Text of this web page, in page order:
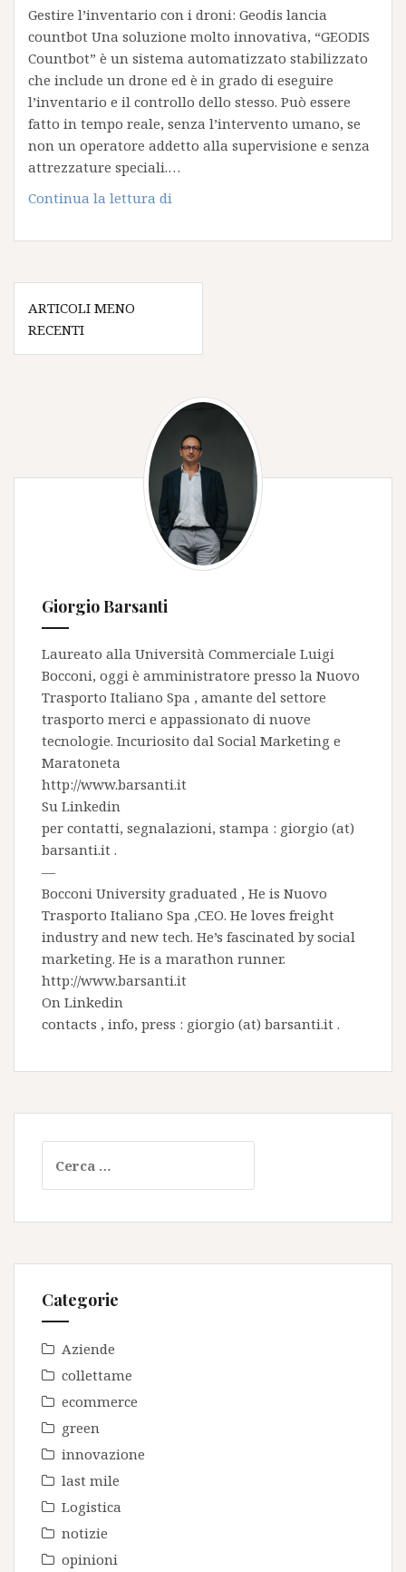
Gestire l’inventario con i droni: Geodis lancia
countbot Una soluzione molto innovativa, “GEODIS
Countbot” è un sistema automatizzato stabilizzato
che include un drone ed è in grado di eseguire
l’inventario e il controllo dello stesso. Può essere
fatto in tempo reale, senza l’intervento umano, se
non un operatore addetto alla supervisione e senza
attrezzature speciali.…
Continua la lettura di
con
droni:
countbot
Navigazione
articoli
ARTICOLI MENO
RECENTI
Giorgio Barsanti
Laureato alla Università Commerciale Luigi
Bocconi, oggi è amministratore presso la Nuovo
Trasporto Italiano Spa , amante del settore
trasporto merci e appassionato di nuove
tecnologie. Incuriosito dal Social Marketing e
Maratoneta
http://www.barsanti.it
Su Linkedin
per contatti, segnalazioni, stampa : giorgio (at)
barsanti.it .
—
Bocconi University graduated , He is Nuovo
Trasporto Italiano Spa ,CEO. He loves freight
industry and new tech. He’s fascinated by social
marketing. He is a marathon runner.
http://www.barsanti.it
On Linkedin
contacts , info, press : giorgio (at) barsanti.it .
per:
Categorie
Aziende
collettame
ecommerce
green
innovazione
last mile
Logistica
notizie
opinioni